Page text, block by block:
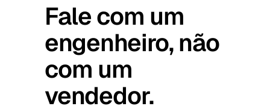
Fale com um
engenheiro, não
com um
vendedor.